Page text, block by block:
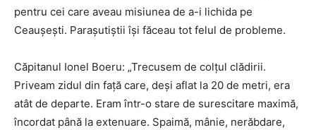
pentru cei care aveau misiunea de a-i lichida pe
Ceauşeşti. Paraşutiştii îşi făceau tot felul de probleme.
Căpitanul Ionel Boeru: „Trecusem de colţul clădirii.
Priveam zidul din faţă care, deşi aflat la 20 de metri, era
atât de departe. Eram într-o stare de surescitare maximă,
încordat până la extenuare. Spaimă, mânie, nerăbdare,